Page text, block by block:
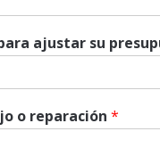
ajustar su
o reparación*